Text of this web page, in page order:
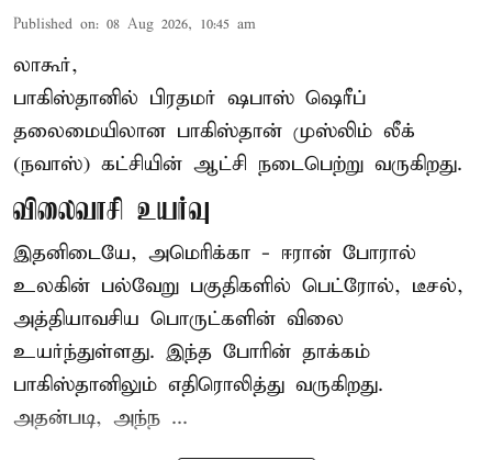
Published on: 08 Aug 2026, 10:45 am
லாகூர்,
பாகிஸ்தானில் பிரதமர் ஷபாஸ் ஷெரீப்
தலைமையிலான பாகிஸ்தான் முஸ்லிம் லீக்
(நவாஸ்) கட்சியின் ஆட்சி நடைபெற்று வருகிறது.
விலைவாசி உயர்வு
இதனிடையே, அமெரிக்கா - ஈரான் போரால்
உலகின் பல்வேறு பகுதிகளில் பெட்ரோல், டீசல்,
அத்தியாவசிய பொருட்களின் விலை
உயர்ந்துள்ளது. இந்த போரின் தாக்கம்
பாகிஸ்தானிலும் எதிரொலித்து வருகிறது.
அதன்படி, அந்ந ...